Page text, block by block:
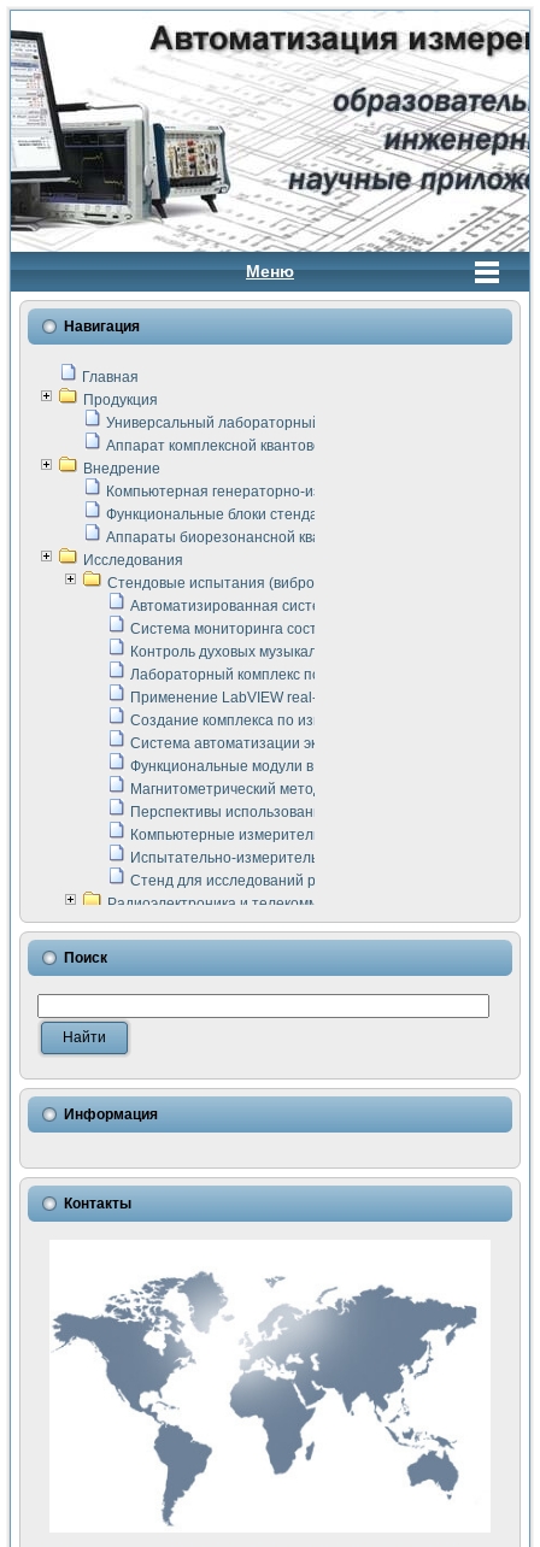
Меню
Навигация
Главная
Продукция
Универсальный лабораторный стенд "Сигнал-USB"
Аппарат комплексной квантовой терапии Интроскан
Внедрение
Компьютерная генераторно-измерительная система
Функциональные блоки стенда "Сигнал-USB"
Аппараты биорезонансной квантовой терапии серии СКАН
Исследования
Стендовые испытания (виброакустика, тензометрия и т.п.)
Автоматизированная система измерения параметров
Система мониторинга состояния тяговых
Контроль духовых музыкальных инструментов
Лабораторный комплекс по исследованию элементной
Применение LabVIEW real-time module для
Создание комплекса по измерению скорости подвижного
Система автоматизации экспериментальных
Функциональные модули в стандарте Nl SCXI для
Магнитометрический метод в дефектоскопии сварных
Перспективы использования машинного зрения в
Компьютерные измерительные системы для
Испытательно-измерительный комплекс аппаратуры для
Стенд для исследований рабочих процессов ДВС в
Радиоэлектроника и телекоммуникации
LabVIEW в расчетах радиолиний систем передачи данных
Аппаратно-программный комплекс для исследования
Виртуальный лабораторный стенд для исследования
Измерение шумовых параметров операционных
Измерительный преобразователь на основе цифровой
Использование NI LabVIEW для математического
Исследовние возможности создания измерителя ВАХ
Математическое моделирование генератора сигналов -
Применение осциллографического модуля с высоким
Симуляция отклика импульсного радиолокационного
Автоматизация формирования уравнений состояния для
Разработка автоматизированного стенда для измерения
Применение среды LabVIEW для построения картины
Портативная система для определения показателей
Использование LabVIEW для управления источником
Устройство для снятия вольт-амперных характеристик
Передовые научные технологии: нано-, фемто-,
Автоматизированная установка по измерению временных
Автоматизированный лабораторный комплекс на базе
Визуализация моделирования и оптимизации тепловой
Виртуальный прибор для исследования функциональных
Исследование возможности создания экономичного
Исследование кинетики движения макрочастиц в
Поиск
Информация
Контакты